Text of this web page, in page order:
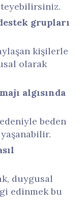
grupları
kişilerle
olarak
algısında
beden
duygusal
edinmek bu